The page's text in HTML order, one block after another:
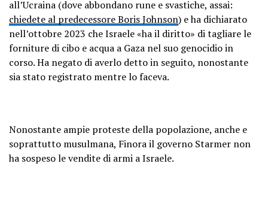
all’Ucraina (dove abbondano rune e svastiche, assai:
chiedete al predecessore Boris Johnson) e ha dichiarato
nell’ottobre 2023 che Israele «ha il diritto» di tagliare le
forniture di cibo e acqua a Gaza nel suo genocidio in
corso. Ha negato di averlo detto in seguito, nonostante
sia stato registrato mentre lo faceva.
Nonostante ampie proteste della popolazione, anche e
soprattutto musulmana, Finora il governo Starmer non
ha sospeso le vendite di armi a Israele.